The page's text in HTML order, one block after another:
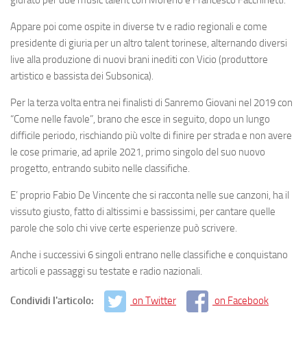
Appare poi come ospite in diverse tv e radio regionali e come
presidente di giuria per un altro talent torinese, alternando diversi
live alla produzione di nuovi brani inediti con Vicio (produttore
artistico e bassista dei Subsonica).
Per la terza volta entra nei finalisti di Sanremo Giovani nel 2019 con
“Come nelle favole”, brano che esce in seguito, dopo un lungo
difficile periodo, rischiando più volte di finire per strada e non avere
le cose primarie, ad aprile 2021, primo singolo del suo nuovo
progetto, entrando subito nelle classifiche.
E’ proprio Fabio De Vincente che si racconta nelle sue canzoni, ha il
vissuto giusto, fatto di altissimi e bassissimi, per cantare quelle
parole che solo chi vive certe esperienze può scrivere.
Anche i successivi 6 singoli entrano nelle classifiche e conquistano
articoli e passaggi su testate e radio nazionali.
Condividi l'articolo: on Twitter on Facebook